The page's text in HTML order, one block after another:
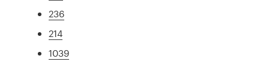
236
214
1039